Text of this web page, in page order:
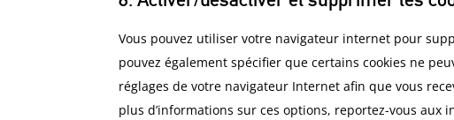
Vous pouvez utiliser votre navigateur internet pour
pouvez également spécifier que certains cookies ne
réglages de votre navigateur Internet afin que vous
plus d’informations sur ces options, reportez-vous